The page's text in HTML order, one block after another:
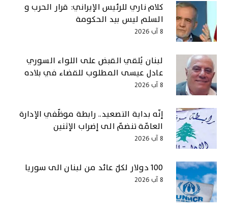
كلام ناري للرئيس الإيراني: قرار الحرب و
السلم ليس بيد الحكومة
8 آب 2026
لبنان يُلقي القبض على اللواء السوري
عادل عيسى المطلوب للقضاء في بلاده
8 آب 2026
إنّه بداية التصعيد.. رابطة موظّفي الإدارة
العامّة تنضمّ الى إضراب الإثنين
8 آب 2026
100 دولار لكلّ عائد من لبنان الى سوريا
8 آب 2026